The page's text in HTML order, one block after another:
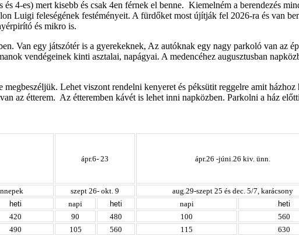
4-es) mert kisebb és csak 4en férnek el benne. Kiemelném a berendezés
Luigi feleségének festéményeit. A fürdőket most újítják fel 2026-ra és van
és mikro is.
Van egy játszótér is a gyerekeknek, Az autóknak egy nagy parkoló van az
vendégeinek kinti asztalai, napágyai. A medencéhez augusztusban
Lehet viszont rendelni kenyeret és péksütit reggelre amit
az étterem. Az étteremben kávét is lehet inni napközben. Parkolni a ház
ápr.6- 23 ápr.26 -júni.26 kiv. ünn.
szept 26- okt. 9 aug.29-szept 25 és dec. 5/7, karácsony
heti napi heti napi heti
420 90 480 100 560
490 105 560 115 630